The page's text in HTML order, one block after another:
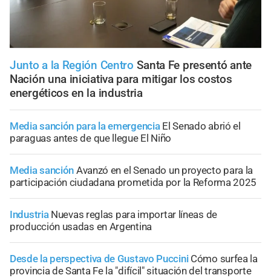
Junto a la Región Centro Santa Fe presentó ante
Nación una iniciativa para mitigar los costos
energéticos en la industria
Media sanción para la emergencia El Senado abrió el
paraguas antes de que llegue El Niño
Media sanción Avanzó en el Senado un proyecto para la
participación ciudadana prometida por la Reforma 2025
Industria Nuevas reglas para importar líneas de
producción usadas en Argentina
Desde la perspectiva de Gustavo Puccini Cómo surfea la
provincia de Santa Fe la "difícil" situación del transporte